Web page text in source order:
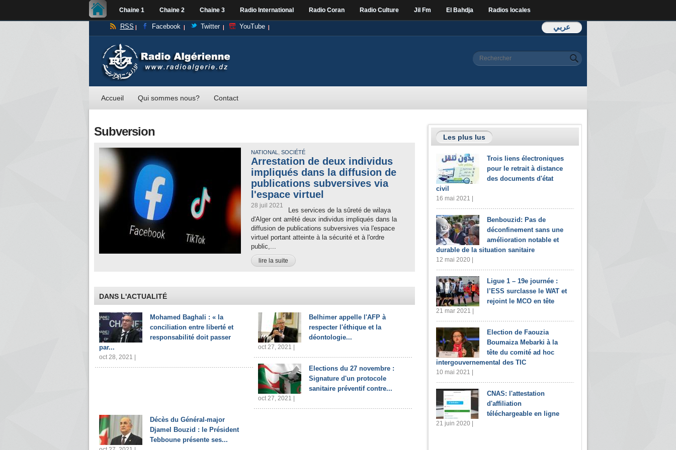
Chaine 1 Chaine 2 Chaine 3 Radio International Radio Coran Radio Culture Jil Fm El Bahdja Radios locales
عربي RSS Facebook Twitter YouTube
Formulaire de
Rechercher
Accueil Qui sommes nous? Contact
Subversion
NATIONAL , SOCIÉTÉ
Arrestation de deux individus
impliqués dans la diffusion de
publications subversives via
l'espace virtuel
28 juil 2021
Les services de la sûreté de wilaya
d'Alger ont arrêté deux individus impliqués dans la
diffusion de publications subversives via l'espace
virtuel portant atteinte à la sécurité et à l'ordre
public,...
lire la suite
DANS L'ACTUALITÉ
Mohamed Baghali : « la
conciliation entre liberté et
responsabilité doit passer
par...
oct 28, 2021 |
Belhimer appelle l'AFP à
respecter l'éthique et la
déontologie...
oct 27, 2021 |
Elections du 27 novembre :
Signature d'un protocole
sanitaire préventif contre...
oct 27, 2021 |
Décès du Général-major
Djamel Bouzid : le Président
Tebboune présente ses...
Les plus lus
Trois liens électroniques
pour le retrait à distance
des documents d'état
civil
16 mai 2021 |
Benbouzid: Pas de
déconfinement sans une
amélioration notable et
durable de la situation sanitaire
12 mai 2020 |
Ligue 1 – 19e journée :
l’ESS surclasse le WAT et
rejoint le MCO en tête
21 mar 2021 |
Election de Faouzia
Boumaiza Mebarki à la
tête du comité ad hoc
intergouvernemental des TIC
10 mai 2021 |
CNAS: l'attestation
d'affiliation
téléchargeable en ligne
21 juin 2020 |